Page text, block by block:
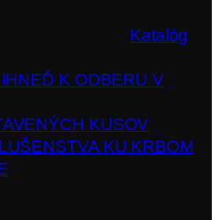
Katalóg
K ODBERU V
KUSOV
KU KRBOM